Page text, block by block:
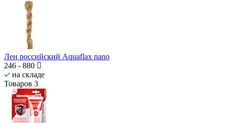
Лен российский Aquaflax nano
246 - 880
на складе
Товаров 3